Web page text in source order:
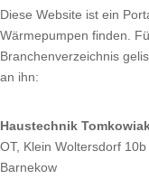
Diese Website ist ein
Wärmepumpen finden.
Branchenverzeichnis
an ihn:
Haustechnik
OT, Klein Woltersdorf 10b
Barnekow